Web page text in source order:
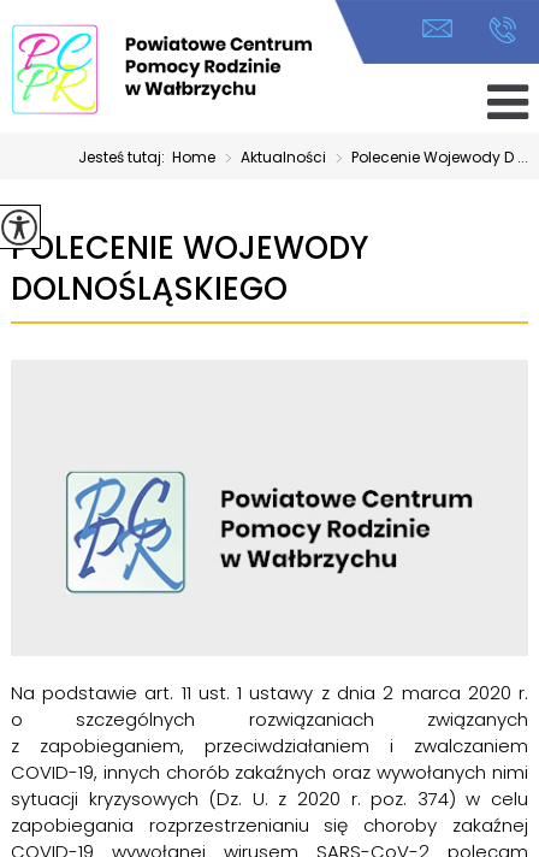
Jesteś tutaj:Home > Aktualności > Polecenie Wojewody D ...
POLECENIE WOJEWODY
DOLNOŚLĄSKIEGO
Na podstawie art. 11 ust. 1 ustawy z dnia 2 marca 2020 r.
o szczególnych rozwiązaniach związanych
z zapobieganiem, przeciwdziałaniem i zwalczaniem
COVID-19, innych chorób zakaźnych oraz wywołanych nimi
sytuacji kryzysowych (Dz. U. z 2020 r. poz. 374) w celu
zapobiegania rozprzestrzenianiu się choroby zakaźnej